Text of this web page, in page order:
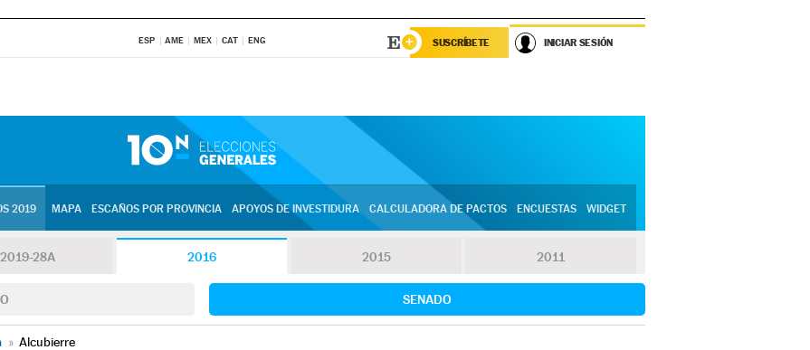
ESP AME MEX CAT ENG SUSCRÍBETE INICIAR SESIÓN
2019 MAPA ESCAÑOS POR PROVINCIA APOYOS DE INVESTIDURA CALCULADORA DE PACTOS ENCUESTAS WIDGET
2019-28A 2016 2015 2011
SENADO
» Alcubierre